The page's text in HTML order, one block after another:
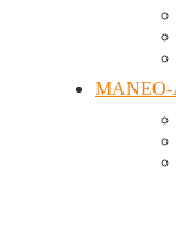
MANEO-